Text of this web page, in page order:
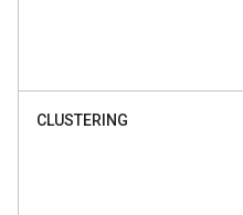
CLUSTERING